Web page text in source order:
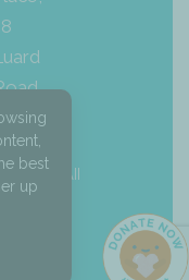
HK. All
best
up